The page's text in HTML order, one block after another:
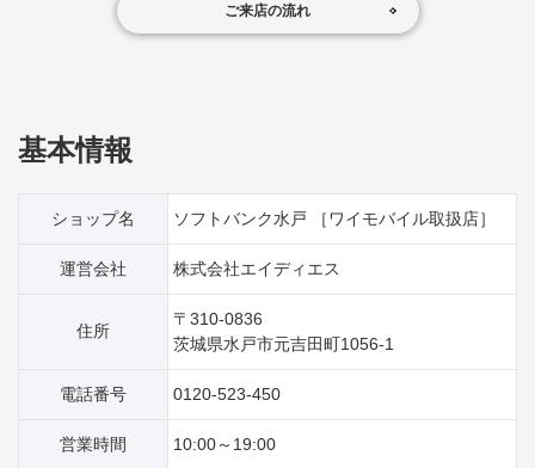
ご来店の流れ
基本情報
ショップ名 ソフトバンク水戸 ［ワイモバイル取扱店］
運営会社 株式会社エイディエス
住所
〒310-0836
茨城県水戸市元吉田町1056‐1
電話番号 0120-523-450
営業時間 10:00～19:00